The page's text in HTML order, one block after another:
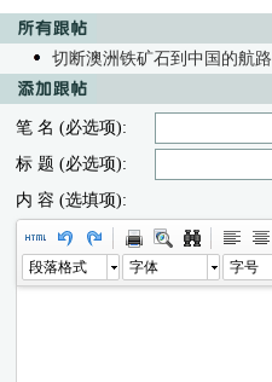
切断澳洲铁矿石到中国的航路
笔 名 (必选项):
标 题 (必选项):
内 容 (选填项):
段落格式 字体 字号